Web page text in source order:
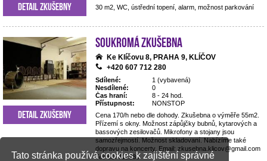
Tato stránka používá cookies k zajištění správné
30 m2, WC, ústřední topení, alarm, možnost parkování
Detail zkušebny
Soukromá zkušebna
Ke Klíčovu 8, PRAHA 9, KLÍČOV
+420 607 712 280
Sdílené:
1 (vybavená)
Nesdílené:
0
Čas hraní:
8 - 24 hod.
Přístupnost:
NONSTOP
Cena 170/h nebo dle dohody. Zkušebna o výměře 55m2.
Přízemí s okny. Možnost zápůjčky bubnů, kytarových a
bassových zesilovačů. Mikrofony a stojany jsou
samozřejmostí. Možnost skladovaní. Nabízíme také
dopravu na koncerty. Email: zkusebna.klicov@gmail.com
Tel: 607712280
Detail zkušebny